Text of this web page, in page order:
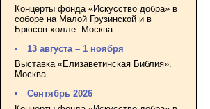
Концерты фонда «Искусство добра» в
соборе на Малой Грузинской и в
Брюсов-холле. Москва
13 августа – 1 ноября
Выставка «Елизаветинская Библия».
Москва
Сентябрь 2026